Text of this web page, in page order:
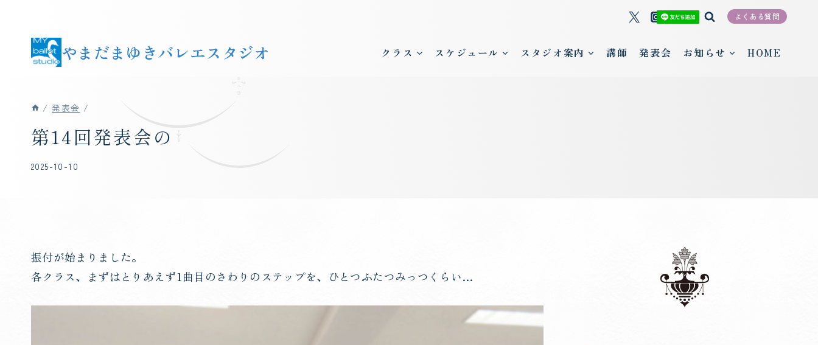
よくある質問
やまだまゆきバレエスタジオ クラス スケジュール スタジオ案内 講師 発表会 お知らせ HOME
/ 発表会 /
第14回発表会の
2025-10-10
振付が始まりました。
各クラス、まずはとりあえず1曲目のさわりのステップを、ひとつふたつみっつくらい…